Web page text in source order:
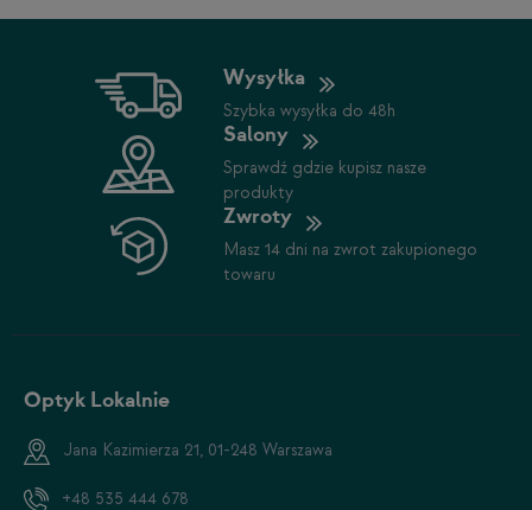
Wysyłka
Szybka wysyłka do 48h
Salony
Sprawdź gdzie kupisz nasze
produkty
Zwroty
Masz 14 dni na zwrot zakupionego
towaru
Optyk Lokalnie
Jana Kazimierza 21, 01-248 Warszawa
+48 535 444 678